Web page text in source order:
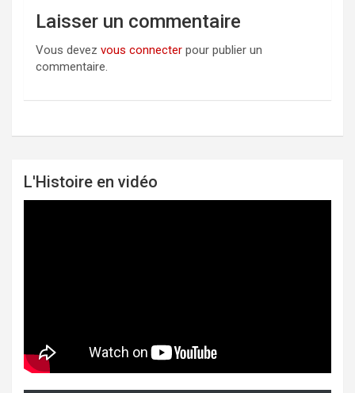
Laisser un commentaire
Vous devez vous connecter pour publier un
commentaire.
L'Histoire en vidéo